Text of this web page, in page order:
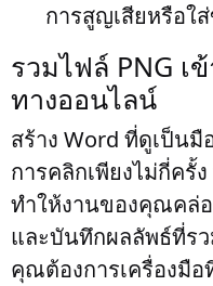
การสูญเสียหรือ
รวมไฟล์ PNG เ
ทางออนไลน์
สร้าง Word ที่ดูเป็นมื
การคลิกเพียงไม่กี่ครั้
ทำให้งานของคุณคล่อ
และบันทึกผลลัพธ์ที่ร
คุณต้องการเครื่องมื